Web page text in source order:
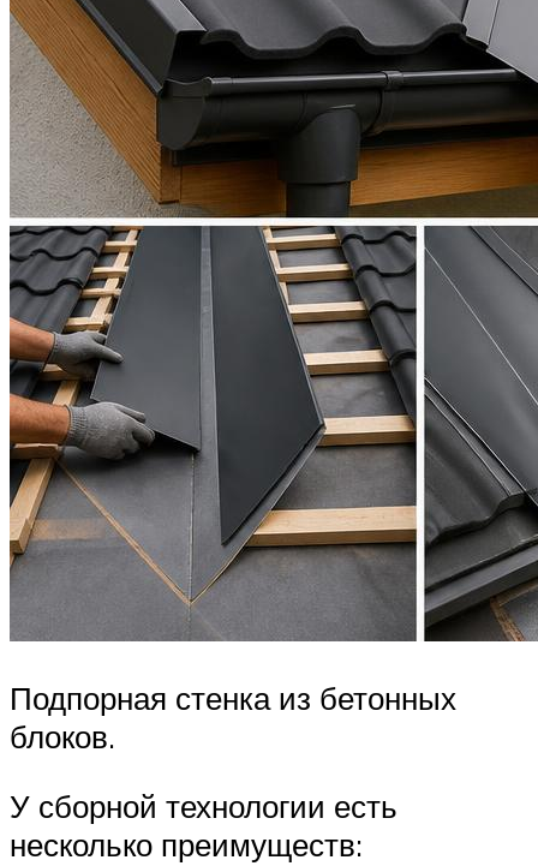
Подпорная стенка из бетонных
блоков.
У сборной технологии есть
несколько преимуществ: